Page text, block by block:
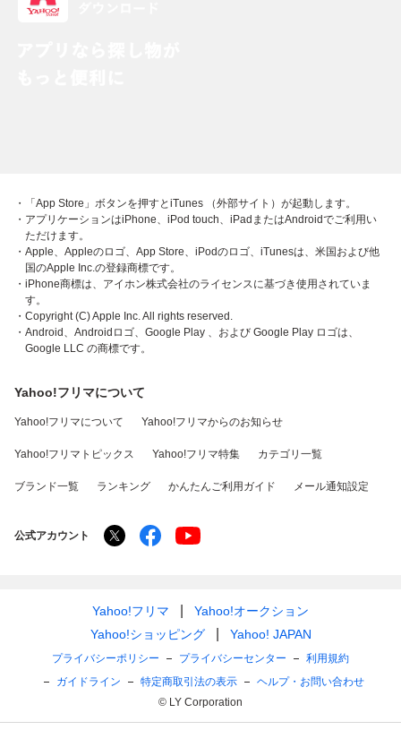
・「App Store」ボタンを押すとiTunes （外部サイト）が起動します。
・アプリケーションはiPhone、iPod touch、iPadまたはAndroidでご利用い
ただけます。
・Apple、Appleのロゴ、App Store、iPodのロゴ、iTunesは、米国および他
国のApple Inc.の登録商標です。
・iPhone商標は、アイホン株式会社のライセンスに基づき使用されていま
す。
・Copyright (C) Apple Inc. All rights reserved.
・Android、Androidロゴ、Google Play 、および Google Play ロゴは、
Google LLC の商標です。
Yahoo!フリマについて
Yahoo!フリマについて Yahoo!フリマからのお知らせ
Yahoo!フリマトピックス Yahoo!フリマ特集 カテゴリ一覧
ブランド一覧 ランキング かんたんご利用ガイド メール通知設定
公式アカウント
Yahoo!フリマ
Yahoo!オークション
Yahoo!ショッピング
Yahoo! JAPAN
プライバシーポリシー プライバシーセンター
利用規約
ガイドライン
特定商取引法の表示
ヘルプ・お問い合わせ
© LY Corporation